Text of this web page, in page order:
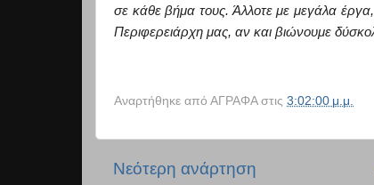
σε κάθε βήμα τους. Άλλοτε με μεγάλα
Περιφερειάρχη μας, αν και βιώνουμε
Αναρτήθηκε από ΑΓΡΑΦΑ στις 3:02:00 μ.μ.
Νεότερη ανάρτηση